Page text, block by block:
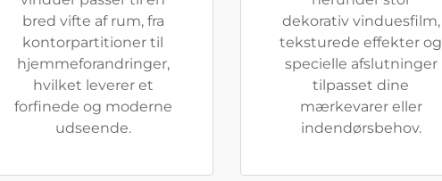
bred vifte af rum, fra
kontorpartitioner til
hjemmeforandringer,
hvilket leverer et
forfinede og moderne
udseende.
dekorativ vinduesfilm,
teksturede effekter og
specielle afslutninger
tilpasset dine
mærkevarer eller
indendørsbehov.